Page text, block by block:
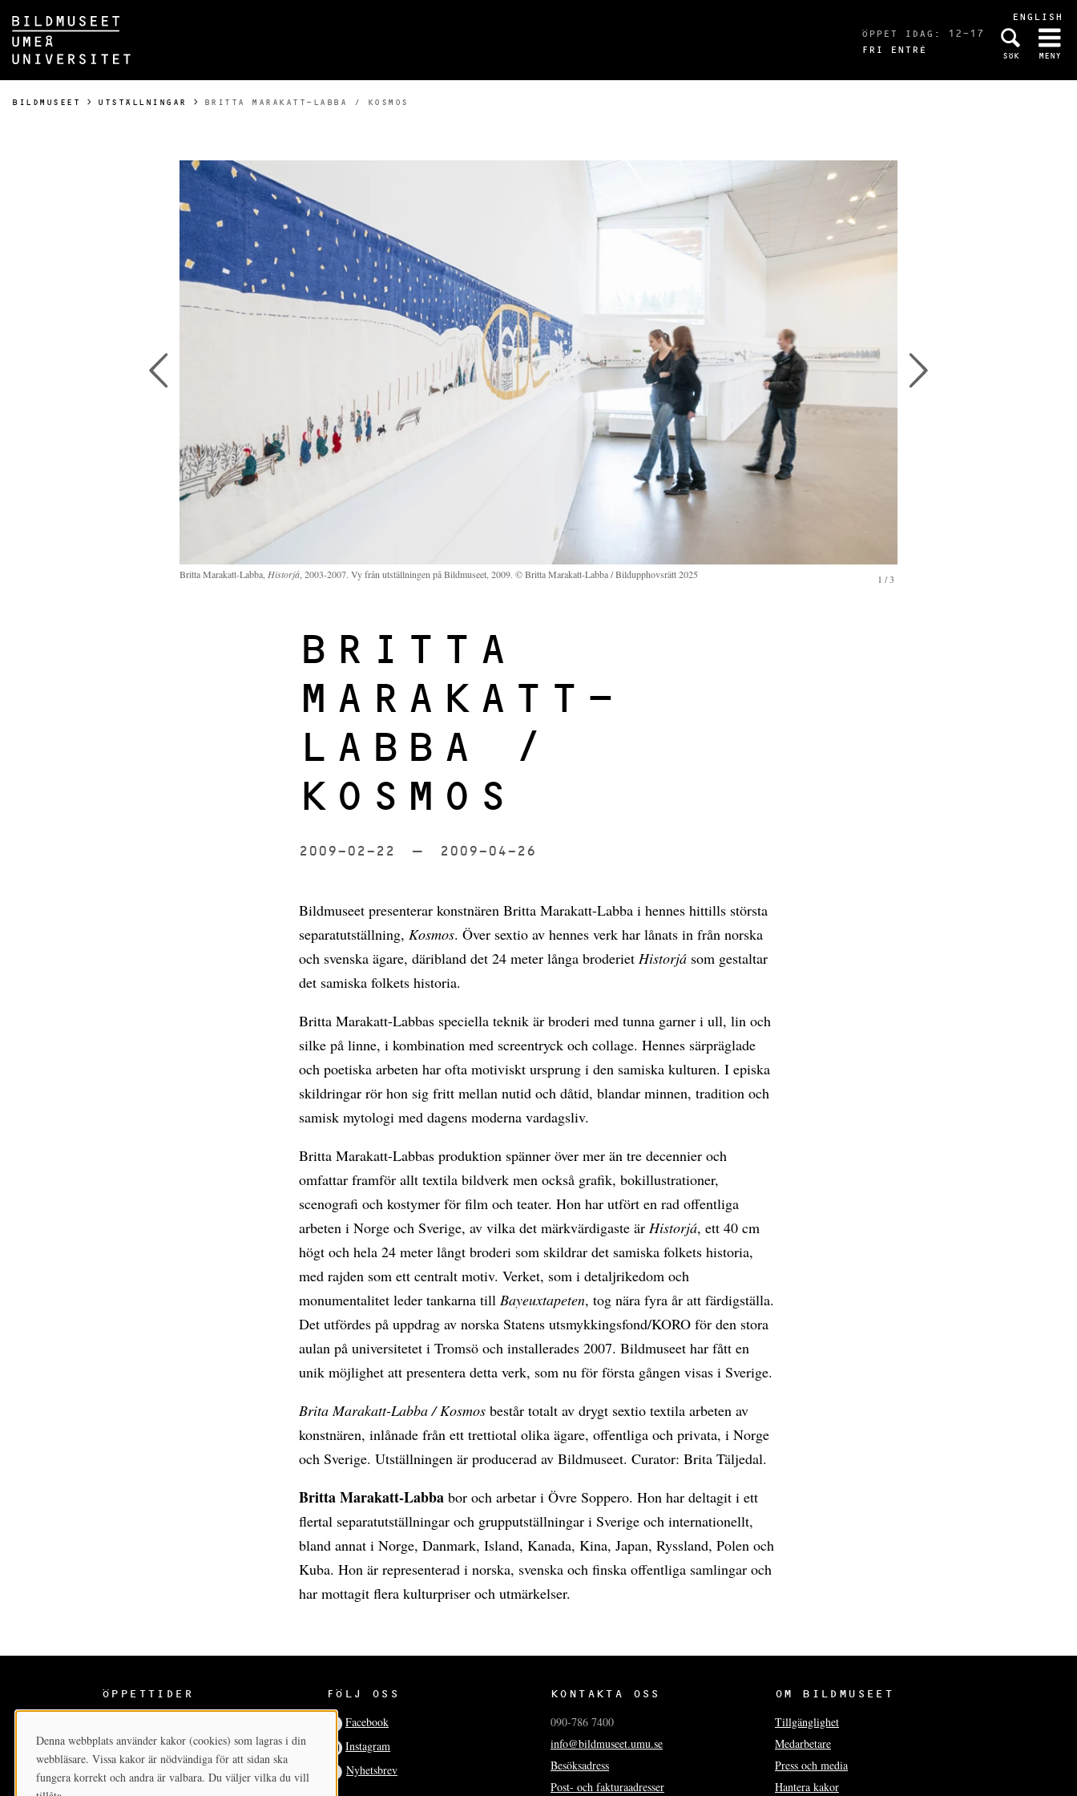
Hoppa direkt till innehållet
ENGLISH
ÖPPET IDAG: 12-17
FRI ENTRÉ
SÖK MENY
BILDMUSEET UTSTÄLLNINGAR
BRITTA MARAKATT-LABBA / KOSMOS
1 /3
Britta Marakatt-Labba, Historjá , 2003-2007. Vy från utställningen på Bildmuseet, 2009. © Britta Marakatt-Labba / Bildupphovsrätt 2025
BRITTA
MARAKATT-
LABBA /
KOSMOS
2009-02-22 till2009-04-26
Bildmuseet presenterar konstnären Britta Marakatt-Labba i hennes hittills största
separatutställning,Kosmos. Över sextio av hennes verk har lånats in från norska
och svenska ägare, däribland det 24 meter långa broderietHistorjá som gestaltar
det samiska folkets historia.
Britta Marakatt-Labbas speciella teknik är broderi med tunna garner i ull, lin och
silke på linne, i kombination med screentryck och collage. Hennes särpräglade
och poetiska arbeten har ofta motiviskt ursprung i den samiska kulturen. I episka
skildringar rör hon sig fritt mellan nutid och dåtid, blandar minnen, tradition och
samisk mytologi med dagens moderna vardagsliv.
Britta Marakatt-Labbas produktion spänner över mer än tre decennier och
omfattar framför allt textila bildverk men också grafik, bokillustrationer,
scenografi och kostymer för film och teater. Hon har utfört en rad offentliga
arbeten i Norge och Sverige, av vilka det märkvärdigaste ärHistorjá, ett 40 cm
högt och hela 24 meter långt broderi som skildrar det samiska folkets historia,
med rajden som ett centralt motiv. Verket, som i detaljrikedom och
monumentalitet leder tankarna tillBayeuxtapeten, tog nära fyra år att färdigställa.
Det utfördes på uppdrag av norska Statens utsmykkingsfond/KORO för den stora
aulan på universitetet i Tromsö och installerades 2007. Bildmuseet har fått en
unik möjlighet att presentera detta verk, som nu för första gången visas i Sverige.
Brita Marakatt-Labba / Kosmos består totalt av drygt sextio textila arbeten av
konstnären, inlånade från ett trettiotal olika ägare, offentliga och privata, i Norge
och Sverige. Utställningen är producerad av Bildmuseet. Curator: Brita Täljedal.
Britta Marakatt-Labba bor och arbetar i Övre Soppero. Hon har deltagit i ett
flertal separatutställningar och grupputställningar i Sverige och internationellt,
bland annat i Norge, Danmark, Island, Kanada, Kina, Japan, Ryssland, Polen och
Kuba. Hon är representerad i norska, svenska och finska offentliga samlingar och
har mottagit flera kulturpriser och utmärkelser.
ÖPPETTIDER FÖLJ OSS
Facebook
Instagram
Nyhetsbrev
KONTAKTA OSS
090-786 7400
info@bildmuseet.umu.se
Besöksadress
Post- och fakturaadresser
OM BILDMUSEET
Tillgänglighet
Medarbetare
Press och media
Hantera kakor
Cookie-samtycke
Denna webbplats använder kakor (cookies) som lagras i din
webbläsare. Vissa kakor är nödvändiga för att sidan ska
fungera korrekt och andra är valbara. Du väljer vilka du vill